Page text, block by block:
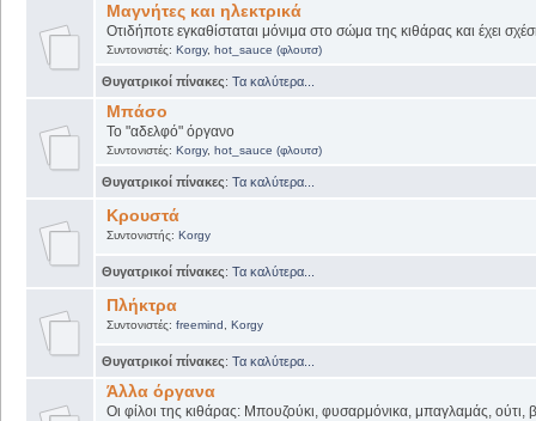
Μαγνήτες και ηλεκτρικά
Οτιδήποτε εγκαθίσταται μόνιμα στο σώμα της κιθάρας και έχει
Συντονιστές: Korgy, hot_sauce (φλουτσ)
Θυγατρικοί πίνακες: Τα καλύτερα...
Μπάσο
Το "αδελφό" όργανο
Συντονιστές: Korgy, hot_sauce (φλουτσ)
Θυγατρικοί πίνακες: Τα καλύτερα...
Κρουστά
Συντονιστής: Korgy
Θυγατρικοί πίνακες: Τα καλύτερα...
Πλήκτρα
Συντονιστές: freemind Korgy
Θυγατρικοί πίνακες: Τα καλύτερα...
Άλλα όργανα
Οι φίλοι της κιθάρας: Μπουζούκι, φυσαρμόνικα, μπαγλαμάς, ούτι,